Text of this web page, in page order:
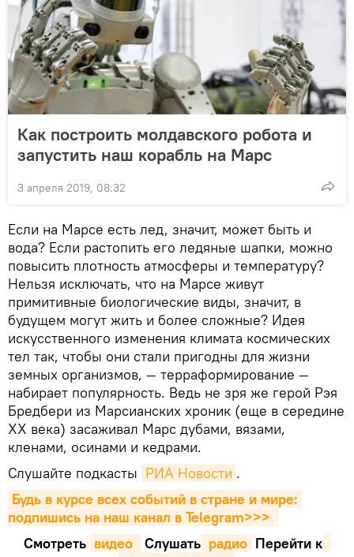
Как построить молдавского робота и
запустить наш корабль на Марс
3 апреля 2019, 08:32
Если на Марсе есть лед, значит, может быть и
вода? Если растопить его ледяные шапки, можно
повысить плотность атмосферы и температуру?
Нельзя исключать, что на Марсе живут
примитивные биологические виды, значит, в
будущем могут жить и более сложные? Идея
искусственного изменения климата космических
тел так, чтобы они стали пригодны для жизни
земных организмов, — терраформирование —
набирает популярность. Ведь не зря же герой Рэя
Бредбери из Марсианских хроник (еще в середине
XX века) засаживал Марс дубами, вязами,
кленами, осинами и кедрами.
Слушайте подкасты РИА Новости .
Будь в курсе всех событий в стране и мире:
подпишись на наш канал в Telegram>>>
Смотреть видео Cлушать радио Перейти к